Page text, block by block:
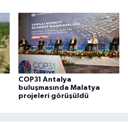
COP31 Antalya
buluşmasında Malatya
projeleri görüşüldü